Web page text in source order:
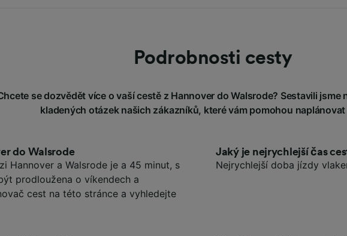
Podrobnosti cesty
se dozvědět více o vaší cestě z Hannover do Walsrode? Sestavili jsme
kladených otázek našich zákazníků, které vám pomohou
do Walsrode
Hannover a Walsrode je a 45 minut, s
prodloužena o víkendech a
cest na této stránce a vyhledejte
Jaký je nejrychlejší čas
Nejrychlejší doba jízdy